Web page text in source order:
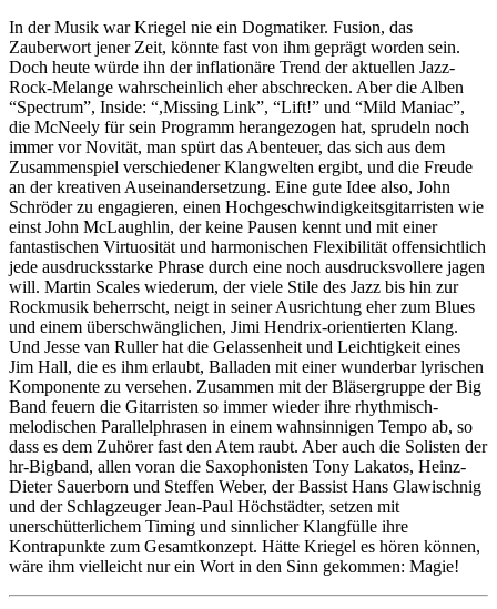
In der Musik war Kriegel nie ein Dogmatiker. Fusion, das
Zauberwort jener Zeit, könnte fast von ihm geprägt worden sein.
Doch heute würde ihn der inflationäre Trend der aktuellen Jazz-
Rock-Melange wahrscheinlich eher abschrecken. Aber die Alben
“Spectrum”, Inside: “,Missing Link”, “Lift!” und “Mild Maniac”,
die McNeely für sein Programm herangezogen hat, sprudeln noch
immer vor Novität, man spürt das Abenteuer, das sich aus dem
Zusammenspiel verschiedener Klangwelten ergibt, und die Freude
an der kreativen Auseinandersetzung. Eine gute Idee also, John
Schröder zu engagieren, einen Hochgeschwindigkeitsgitarristen wie
einst John McLaughlin, der keine Pausen kennt und mit einer
fantastischen Virtuosität und harmonischen Flexibilität offensichtlich
jede ausdrucksstarke Phrase durch eine noch ausdrucksvollere jagen
will. Martin Scales wiederum, der viele Stile des Jazz bis hin zur
Rockmusik beherrscht, neigt in seiner Ausrichtung eher zum Blues
und einem überschwänglichen, Jimi Hendrix-orientierten Klang.
Und Jesse van Ruller hat die Gelassenheit und Leichtigkeit eines
Jim Hall, die es ihm erlaubt, Balladen mit einer wunderbar lyrischen
Komponente zu versehen. Zusammen mit der Bläsergruppe der Big
Band feuern die Gitarristen so immer wieder ihre rhythmisch-
melodischen Parallelphrasen in einem wahnsinnigen Tempo ab, so
dass es dem Zuhörer fast den Atem raubt. Aber auch die Solisten der
hr-Bigband, allen voran die Saxophonisten Tony Lakatos, Heinz-
Dieter Sauerborn und Steffen Weber, der Bassist Hans Glawischnig
und der Schlagzeuger Jean-Paul Höchstädter, setzen mit
unerschütterlichem Timing und sinnlicher Klangfülle ihre
Kontrapunkte zum Gesamtkonzept. Hätte Kriegel es hören können,
wäre ihm vielleicht nur ein Wort in den Sinn gekommen: Magie!